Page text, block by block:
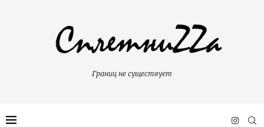
Границ не существует